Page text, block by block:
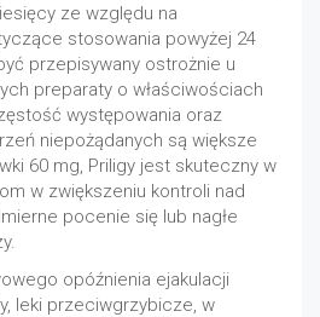
ze względu na
stosowania powyżej 24
przepisywany ostrożnie u
preparaty o właściwościach
występowania oraz
niepożądanych są większe
60 mg, Priligy jest skuteczny w
w zwiększeniu kontroli nad
pocenie się lub nagłe
opóźnienia ejakulacji
leki przeciwgrzybicze, w